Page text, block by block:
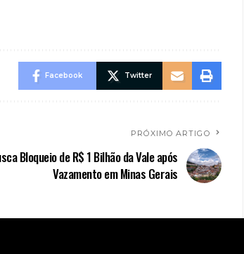
Facebook Twitter
PRÓXIMO ARTIGO
Bloqueio de R$ 1 Bilhão da Vale após
Vazamento em Minas Gerais